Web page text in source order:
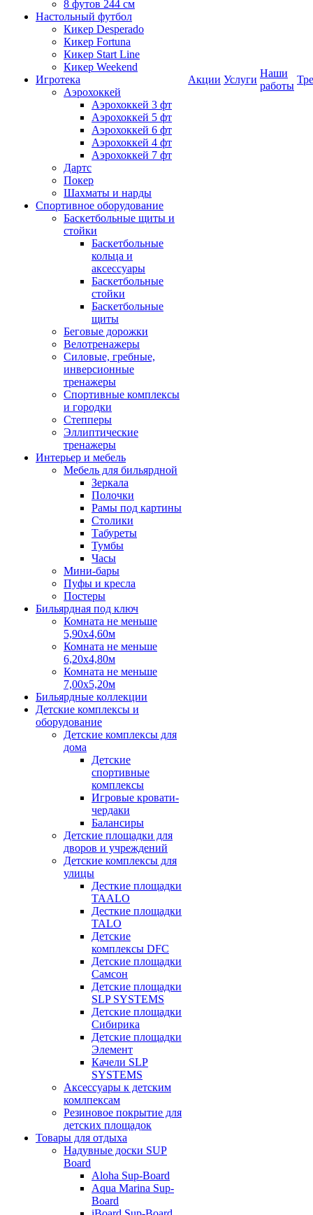
8 футов 244 см
Настольный футбол
Кикер Desperado
Кикер Fortuna
Кикер Start Line
Кикер Weekend
Игротека
Аэрохоккей
Аэрохоккей 3 фт
Аэрохоккей 5 фт
Аэрохоккей 6 фт
Аэрохоккей 4 фт
Аэрохоккей 7 фт
Дартс
Покер
Шахматы и нарды
Спортивное оборудование
Баскетбольные щиты и
стойки
Баскетбольные
кольца и
аксессуары
Баскетбольные
стойки
Баскетбольные
щиты
Беговые дорожки
Велотренажеры
Силовые, гребные,
инверсионные
тренажеры
Спортивные комплексы
и городки
Степперы
Эллиптические
тренажеры
Интерьер и мебель
Мебель для бильярдной
Зеркала
Полочки
Рамы под картины
Столики
Табуреты
Тумбы
Часы
Мини-бары
Пуфы и кресла
Постеры
Бильярдная под ключ
Комната не меньше
5,90х4,60м
Комната не меньше
6,20х4,80м
Комната не меньше
7,00х5,20м
Бильярдные коллекции
Детские комплексы и
оборудование
Детские комплексы для
дома
Детские
спортивные
комплексы
Игровые кровати-
чердаки
Балансиры
Детские площадки для
дворов и учреждений
Детские комплексы для
улицы
Десткие площадки
TAALO
Десткие площадки
TALO
Детские
комплексы DFC
Детские площадки
Самсон
Детские площадки
SLP SYSTEMS
Детские площадки
Сибирика
Детские площадки
Элемент
Качели SLP
SYSTEMS
Аксессуары к детским
комлпексам
Резиновое покрытие для
детских площадок
Товары для отдыха
Надувные доски SUP
Board
Aloha Sup-Board
Aqua Marina Sup-
Board
Акции Услуги
Наши
работы